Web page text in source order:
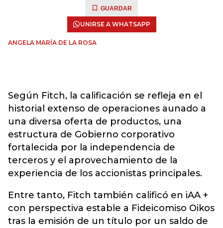
GUARDAR
UNIRSE A WHATSAPP
ANGELA MARÍA DE LA ROSA
Según Fitch, la calificación se refleja en el
historial extenso de operaciones aunado a
una diversa oferta de productos, una
estructura de Gobierno corporativo
fortalecida por la independencia de
terceros y el aprovechamiento de la
experiencia de los accionistas principales.
Entre tanto, Fitch también calificó en iAA +
con perspectiva estable a Fideicomiso Oikos
tras la emisión de un título por un saldo de